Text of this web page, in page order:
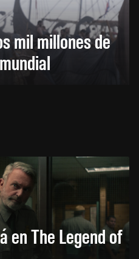
mil millones de
en The Legend of